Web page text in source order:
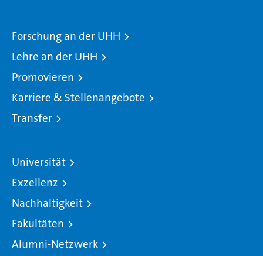
Forschung an der UHH
Lehre an der UHH
Promovieren
Karriere & Stellenangebote
Transfer
Universität
Exzellenz
Nachhaltigkeit
Fakultäten
Alumni-Netzwerk